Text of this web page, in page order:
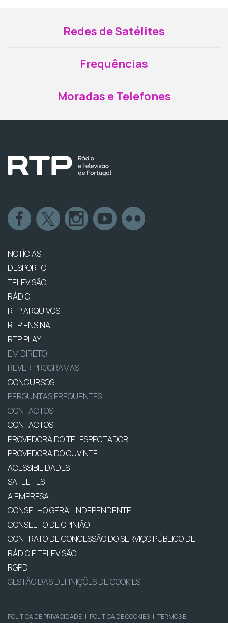
Redes de Satélites
Frequências
Moradas e Telefones
NOTÍCIAS
DESPORTO
TELEVISÃO
RÁDIO
RTP ARQUIVOS
RTP ENSINA
RTP PLAY
EM DIRETO
REVER PROGRAMAS
CONCURSOS
PERGUNTAS FREQUENTES
CONTACTOS
CONTACTOS
PROVEDORA DO TELESPECTADOR
PROVEDORA DO OUVINTE
ACESSIBILIDADES
SATÉLITES
A EMPRESA
CONSELHO GERAL INDEPENDENTE
CONSELHO DE OPINIÃO
CONTRATO DE CONCESSÃO DO SERVIÇO PÚBLICO DE
RÁDIO E TELEVISÃO
RGPD
GESTÃO DAS DEFINIÇÕES DE COOKIES
POLÍTICA DE PRIVACIDADE | POLÍTICA DE COOKIES | TERMOS E